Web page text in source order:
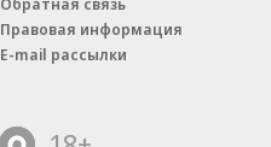
Правовая информация
E-mail рассылки